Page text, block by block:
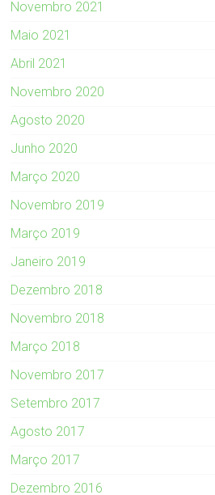
Novembro 2021
Maio 2021
Abril 2021
Novembro 2020
Agosto 2020
Junho 2020
Março 2020
Novembro 2019
Março 2019
Janeiro 2019
Dezembro 2018
Novembro 2018
Março 2018
Novembro 2017
Setembro 2017
Agosto 2017
Março 2017
Dezembro 2016